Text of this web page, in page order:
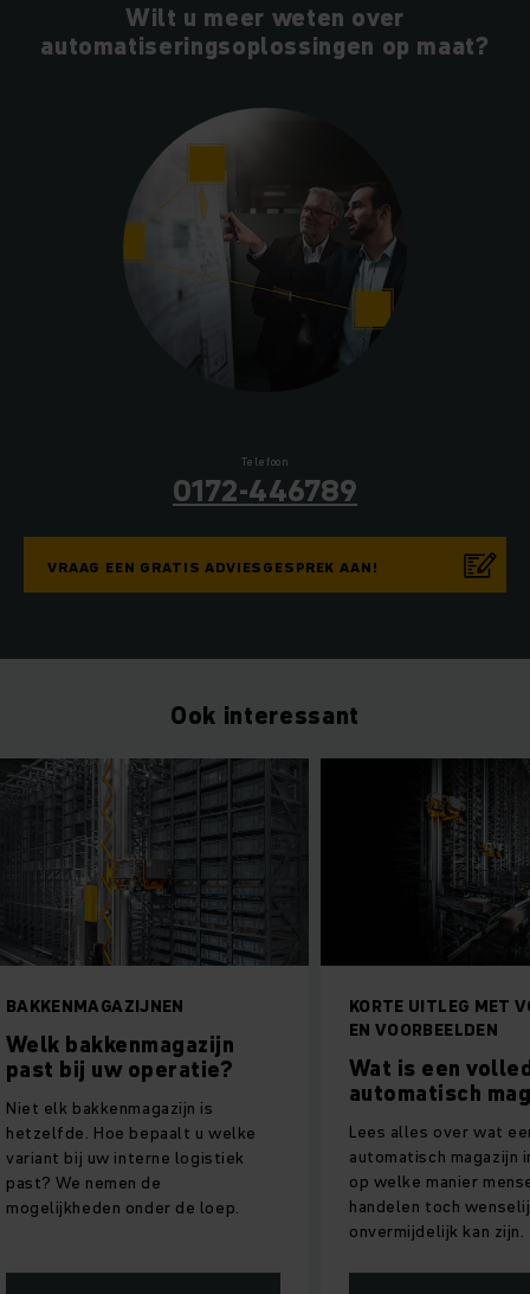
Wilt u meer weten over
automatiseringsoplossingen op maat?
Telefoon
0172-446789
VRAAG EEN GRATIS ADVIESGESPREK AAN!
Ook interessant
is
u welke
logistiek
de
de loep.
KORTE UITLEG MET VOORDELEN
EN VOORBEELDEN
Wat is een volledig
automatisch magazijn?
Lees alles over wat een volledig
automatisch magazijn inhoudt en
op welke manier menselijk
handelen toch wenselijk en
onvermijdelijk kan zijn.